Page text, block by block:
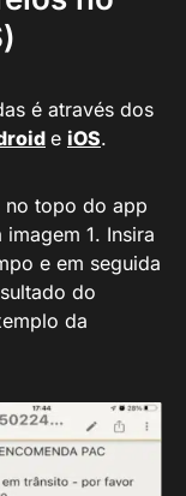
é através dos
e iOS.
topo do app
imagem 1. Insira
e em seguida
do
da